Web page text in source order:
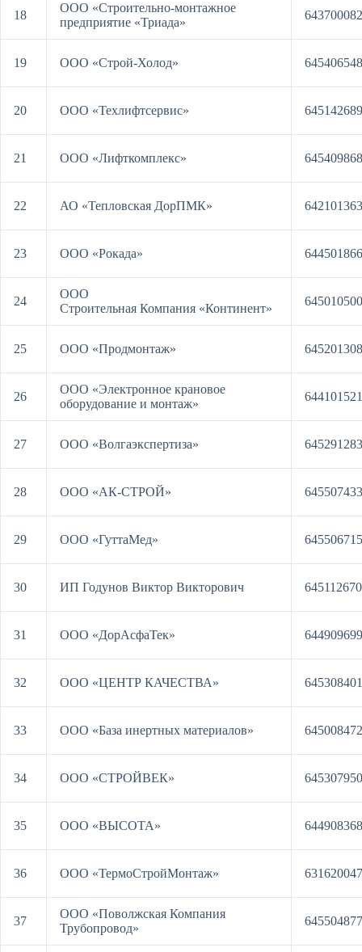
18
ООО «Строительно-монтажное
предприятие «Триада»
19 ООО «Строй-Холод»
20 ООО «Техлифтсервис»
21 ООО «Лифткомплекс»
22 АО «Тепловская ДорПМК»
23 ООО «Рокада»
24
ООО
Строительная Компания «Континент»
25 ООО «Продмонтаж»
26
ООО «Электронное крановое
оборудование и монтаж»
27 ООО «Волгаэкспертиза»
28 ООО «АК-СТРОЙ»
29 ООО «ГуттаМед»
30 ИП Годунов Виктор Викторович
31 ООО «ДорАсфаТек»
32 ООО «ЦЕНТР КАЧЕСТВА»
33 ООО «База инертных материалов»
34 ООО «СТРОЙВЕК»
35 ООО «ВЫСОТА»
36 ООО «ТермоСтройМонтаж»
37
ООО «Поволжская Компания
Трубопровод»